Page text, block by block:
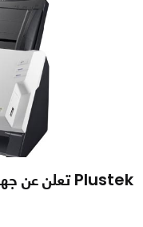
Plustek تعلن عن جهاز سكانر جديد eScan A150